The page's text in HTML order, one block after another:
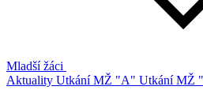
Mladší žáci
Aktuality Utkání MŽ "A" Utkání MŽ